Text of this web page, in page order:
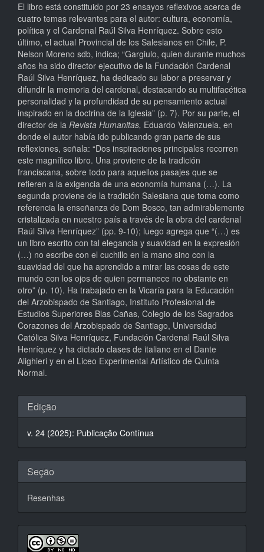
El libro está constituido por 23 ensayos reflexivos acerca de
cuatro temas relevantes para el autor: cultura, economía,
política y el Cardenal Raúl Silva Henríquez. Sobre esto
último, el actual Provincial de los Salesianos en Chile, P.
Nelson Moreno sdb, indica; “Gargiulo, quien durante muchos
años ha sido director ejecutivo de la Fundación Cardenal
Raúl Silva Henríquez, ha dedicado su labor a preservar y
difundir la memoria del cardenal, destacando su multifacética
personalidad y la profundidad de su pensamiento actual
inspirado en la doctrina de la Iglesia” (p. 7). Por su parte, el
director de la Revista Humanitas, Eduardo Valenzuela, en
donde el autor había ido publicando gran parte de sus
reflexiones, señala: “Dos inspiraciones principales recorren
este magnífico libro. Una proviene de la tradición
franciscana, sobre todo para aquellos pasajes que se
refieren a la exigencia de una economía humana (…). La
segunda proviene de la tradición Salesiana que toma como
referencia la enseñanza de Dom Bosco, tan admirablemente
cristalizada en nuestro país a través de la obra del cardenal
Raúl Silva Henríquez” (pp. 9-10); luego agrega que “(…) es
un libro escrito con tal elegancia y suavidad en la expresión
(…) no escribe con el cuchillo en la mano sino con la
suavidad del que ha aprendido a mirar las cosas de este
mundo con los ojos de quien permanece no obstante en
otro” (p. 10). Ha trabajado en la Vicaría para la Educación
del Arzobispado de Santiago, Instituto Profesional de
Estudios Superiores Blas Cañas, Colegio de los Sagrados
Corazones del Arzobispado de Santiago, Universidad
Católica Silva Henríquez, Fundación Cardenal Raúl Silva
Henríquez y ha dictado clases de italiano en el Dante
Alighieri y en el Liceo Experimental Artístico de Quinta
Normal.
Detalhes
do
artigo
Edição
v. 24 (2025): Publicação Contínua
Seção
Resenhas